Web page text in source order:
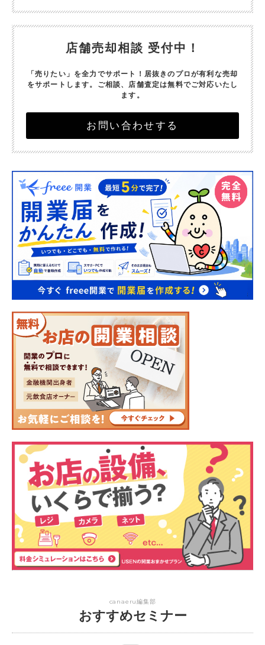
店舗売却相談 受付中！
「売りたい」を全力でサポート！ 居抜きのプロが有利な売却
をサポートします。 ご相談、店舗査定は無料でご対応いたし
ます。
お問い合わせする
canaeru編集部
おすすめセミナー